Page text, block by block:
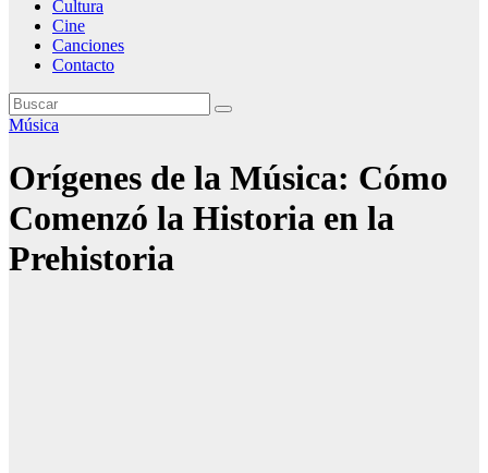
Cultura
Cine
Canciones
Contacto
Música
Orígenes de la Música: Cómo
Comenzó la Historia en la
Prehistoria